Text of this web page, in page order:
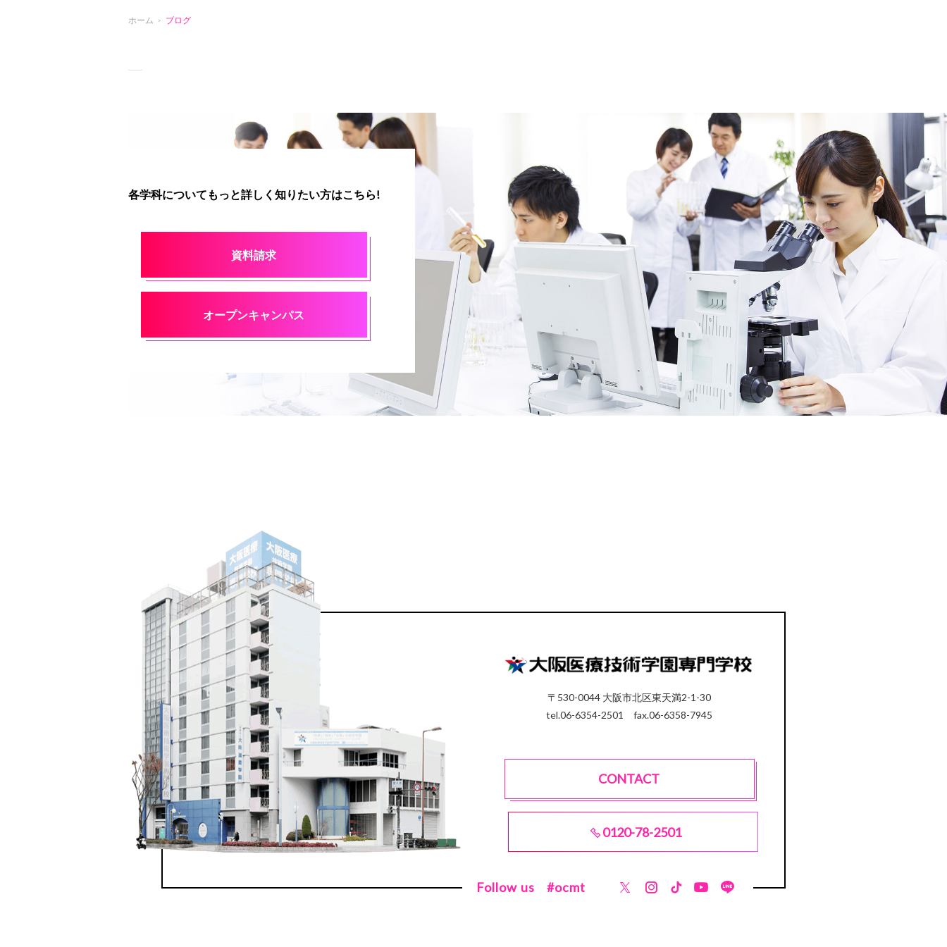
ホーム ブログ
各学科についてもっと詳しく知りたい方はこちら!
資料請求
オープンキャンパス
〒530-0044 大阪市北区東天満2-1-30
tel.06-6354-2501 fax.06-6358-7945
CONTACT
0120-78-2501
Follow us #ocmt